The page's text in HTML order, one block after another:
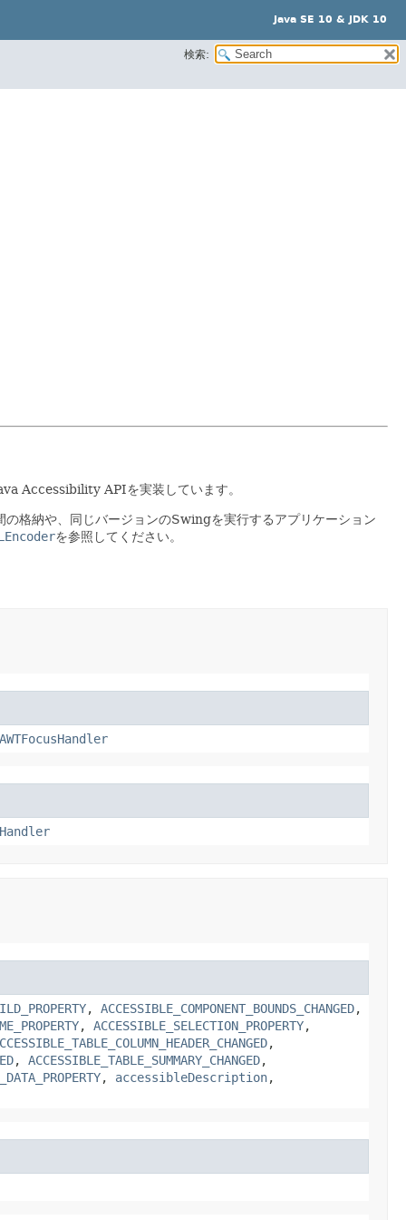
Java SE 10 & JDK 10
検索:
Accessibility APIを実装しています。
の格納や、同じバージョンのSwingを実行するアプリケーション
を参照してください。
, ACCESSIBLE_COMPONENT_BOUNDS_CHANGED,
, ACCESSIBLE_SELECTION_PROPERTY,
,
, ACCESSIBLE_TABLE_SUMMARY_CHANGED,
, accessibleDescription,